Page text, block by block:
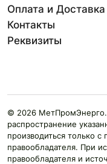
Оплата и Доставка
Контакты
Реквизиты
© 2026 МетПромЭнерго.
распространение
производиться только
правообладателя. При
правообладателя и